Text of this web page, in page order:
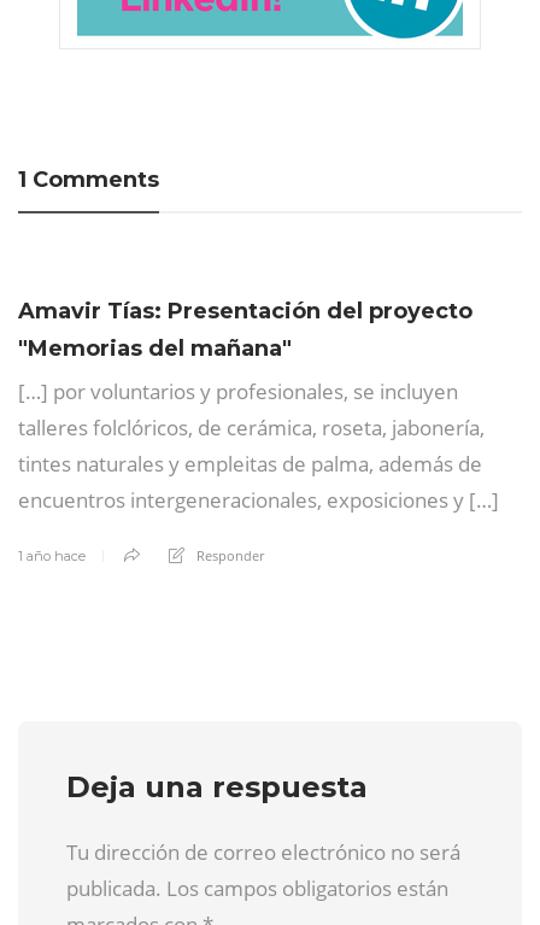
1 Comments
Amavir Tías: Presentación del proyecto
"Memorias del mañana"
[…] por voluntarios y profesionales, se incluyen
talleres folclóricos, de cerámica, roseta, jabonería,
tintes naturales y empleitas de palma, además de
encuentros intergeneracionales, exposiciones y […]
1 año hace Responder
Deja una respuesta
Tu dirección de correo electrónico no será
publicada. Los campos obligatorios están